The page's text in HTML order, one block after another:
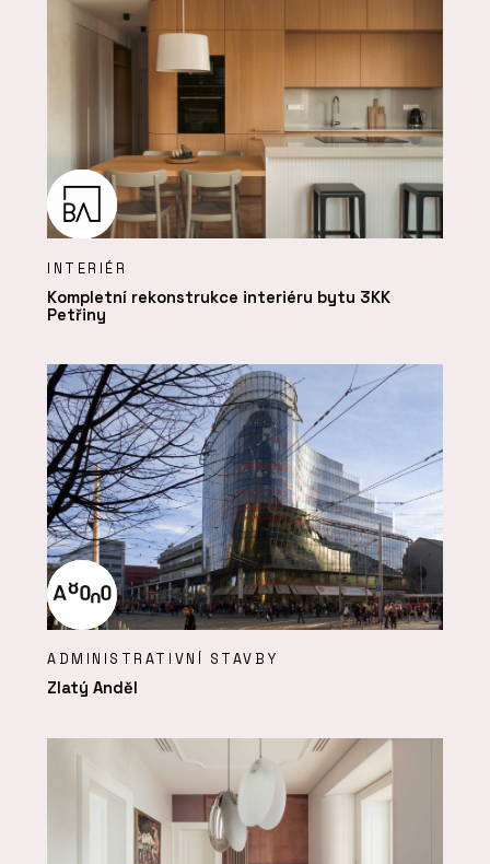
INTERIÉR
Kompletní rekonstrukce interiéru bytu 3KK
Petřiny
ADMINISTRATIVNÍ STAVBY
Zlatý Anděl